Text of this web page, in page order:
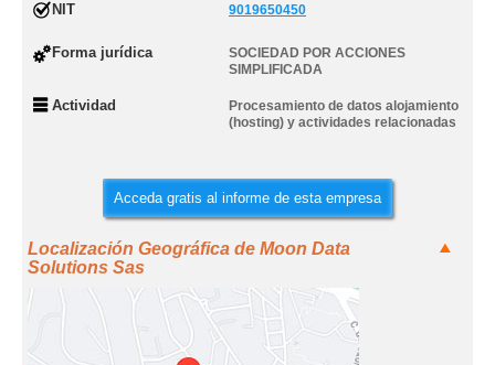
NIT 9019650450
Forma jurídica
SOCIEDAD POR ACCIONES
SIMPLIFICADA
Actividad
Procesamiento de datos alojamiento
(hosting) y actividades relacionadas
Acceda gratis al informe de esta empresa
Localización Geográfica de Moon Data
Solutions Sas